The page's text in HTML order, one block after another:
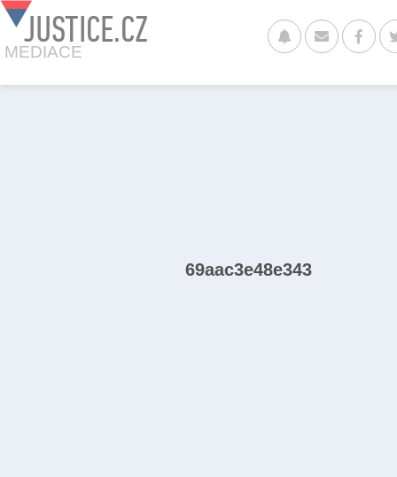
JUSTICE.CZ
MEDIACE
69aac3e48e343